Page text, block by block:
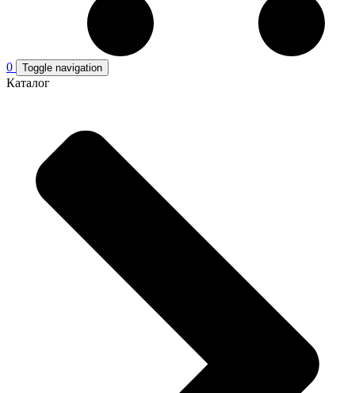
0 Toggle navigation
Каталог